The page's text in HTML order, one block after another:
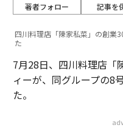
著者フォロー 記事を
四川料理店「陳家私菜」の創業
た
7月28日、四川料理店「
ィーが、同グループの8
た。